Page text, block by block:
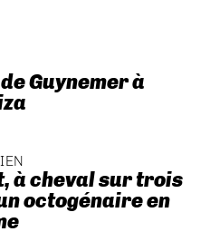
Guynemer à
à cheval sur trois
octogénaire en